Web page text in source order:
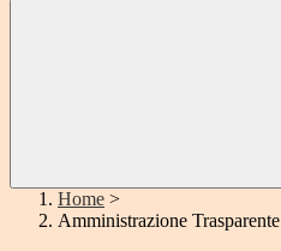
Home >
Amministrazione Trasparente